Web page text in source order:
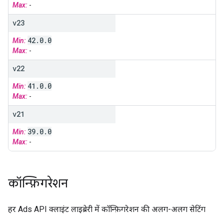
Max: -
v23
Min: 42. 0. 0
Max: -
v22
Min: 41 . 0. 0
Max: -
v21
Min: 39. 0. 0
Max: -
कॉन्फ़िगरेशन
हर Ads API क्लाइंट लाइब्रेरी में कॉन्फ़िगरेशन की अलग-अलग सेटिंग